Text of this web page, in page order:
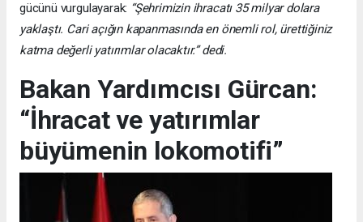
gücünü vurgulayarak: “Şehrimizin ihracatı 35 milyar dolara
yaklaştı. Cari açığın kapanmasında en önemli rol, ürettiğiniz
katma değerli yatırımlar olacaktır.” dedi.
Bakan Yardımcısı Gürcan:
“İhracat ve yatırımlar
büyümenin lokomotifi”